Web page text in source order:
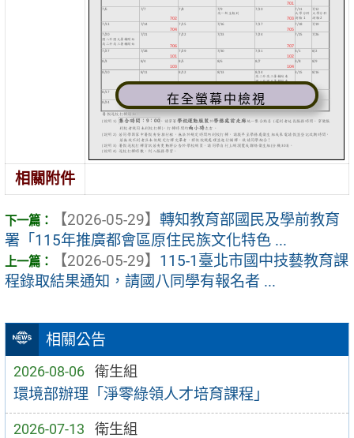
相關公告
2026-08-06 衛生組
環境部辦理「淨零綠領人才培育課程」
2026-07-13 衛生組
在全螢幕中檢視
相關附件
【2026-05-29】 轉知教育部國民及學前教育
署「115年推廣都會區原住民族文化特色 ...
【2026-05-29】 115-1臺北市國中技藝教育課
程錄取結果通知，請國八同學有報名者 ...